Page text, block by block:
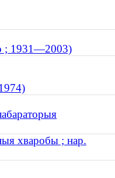
; 1931—2003)
хваробы ; нар.